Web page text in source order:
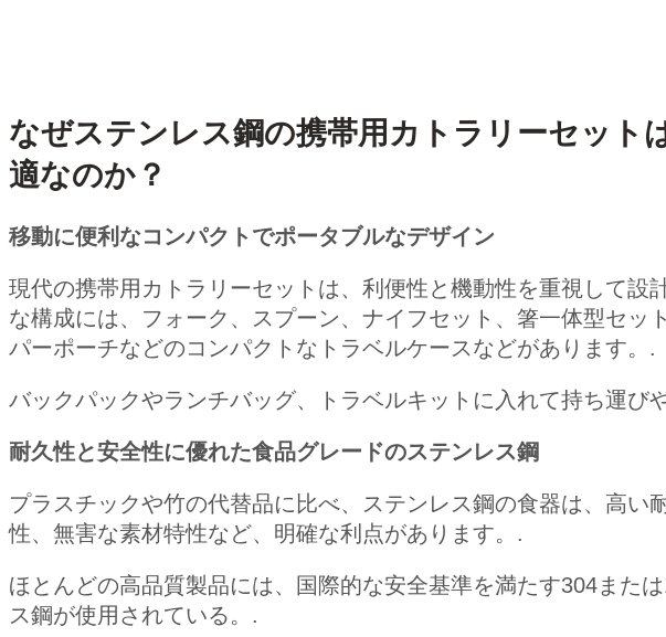
なぜステンレス鋼の携帯用カトラリーセット
適なのか？
移動に便利なコンパクトでポータブルなデザイン
現代の携帯用カトラリーセットは、利便性と機動性を重視して設
な構成には、フォーク、スプーン、ナイフセット、箸一体型セッ
パーポーチなどのコンパクトなトラベルケースなどがあります。.
バックパックやランチバッグ、トラベルキットに入れて持ち運び
耐久性と安全性に優れた食品グレードのステンレス鋼
プラスチックや竹の代替品に比べ、ステンレス鋼の食器は、高い
性、無害な素材特性など、明確な利点があります。.
ほとんどの高品質製品には、国際的な安全基準を満たす304また
ス鋼が使用されている。.